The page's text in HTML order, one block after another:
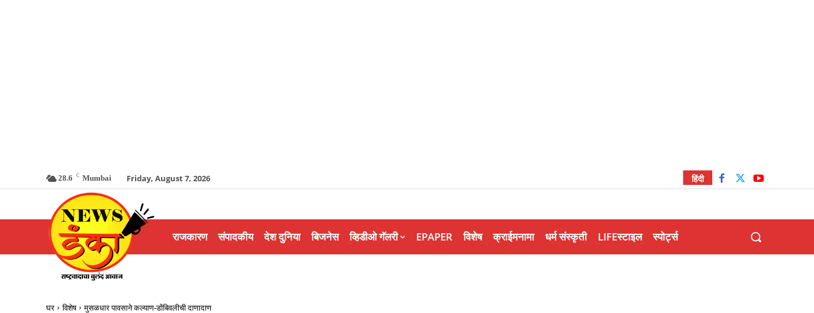
28.6 C Mumbai Friday, August 7, 2026 हिंदी
राजकारण संपादकीय देश दुनिया बिजनेस व्हिडीओ गॅलरी EPAPER विशेष क्राईमनामा धर्म संस्कृती LIFEस्टाइल स्पोर्ट्स
घर विशेष मुसळधार पावसाने कल्याण-डोंबिवलीची दाणादाण